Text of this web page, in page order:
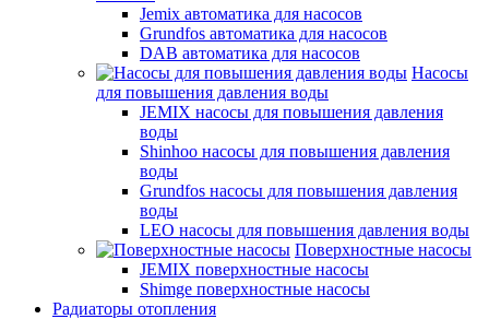
Jemix автоматика для насосов
Grundfos автоматика для насосов
DAB автоматика для насосов
Насосы
для повышения давления воды
JEMIX насосы для повышения давления
воды
Shinhoo насосы для повышения давления
воды
Grundfos насосы для повышения давления
воды
LEO насосы для повышения давления воды
Поверхностные насосы
JEMIX поверхностные насосы
Shimge поверхностные насосы
Радиаторы отопления